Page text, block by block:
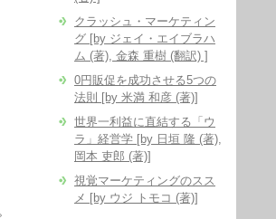
クラッシュ・マーケティン
グ [by ジェイ・エイブラハ
ム (著), 金森 重樹 (翻訳) ]
0円販促を成功させる5つの
法則 [by 米満 和彦 (著)]
世界一利益に直結する「ウ
ラ」経営学 [by 日垣 隆 (著),
岡本 吏郎 (著)]
視覚マーケティングのスス
メ [by ウジ トモコ (著)]